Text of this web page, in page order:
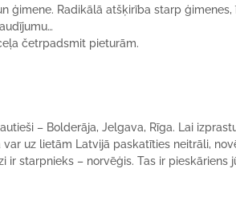
ģimene. Radikālā atšķirība starp
četrpadsmit pieturām.
– Bolderāja, Jelgava, Rīga. Lai
uz lietām Latvijā paskatīties neitrāli,
ir starpnieks – norvēģis. Tas ir pieskāriens